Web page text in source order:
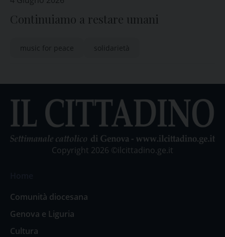
Continuiamo a restare umani
music for peace solidarietà
Copyright 2026 ©ilcittadino.ge.it
Comunità diocesana
Genova e Liguria
Cultura